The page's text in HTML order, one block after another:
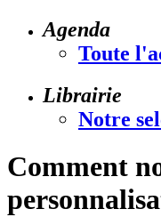
Agenda
Toute
Librairie
Notre
Comment